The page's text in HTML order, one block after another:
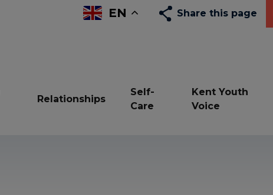
EN Share this page
Relationships
Self-
Care
Kent Youth
Voice